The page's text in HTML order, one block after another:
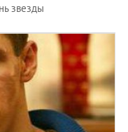
звезды